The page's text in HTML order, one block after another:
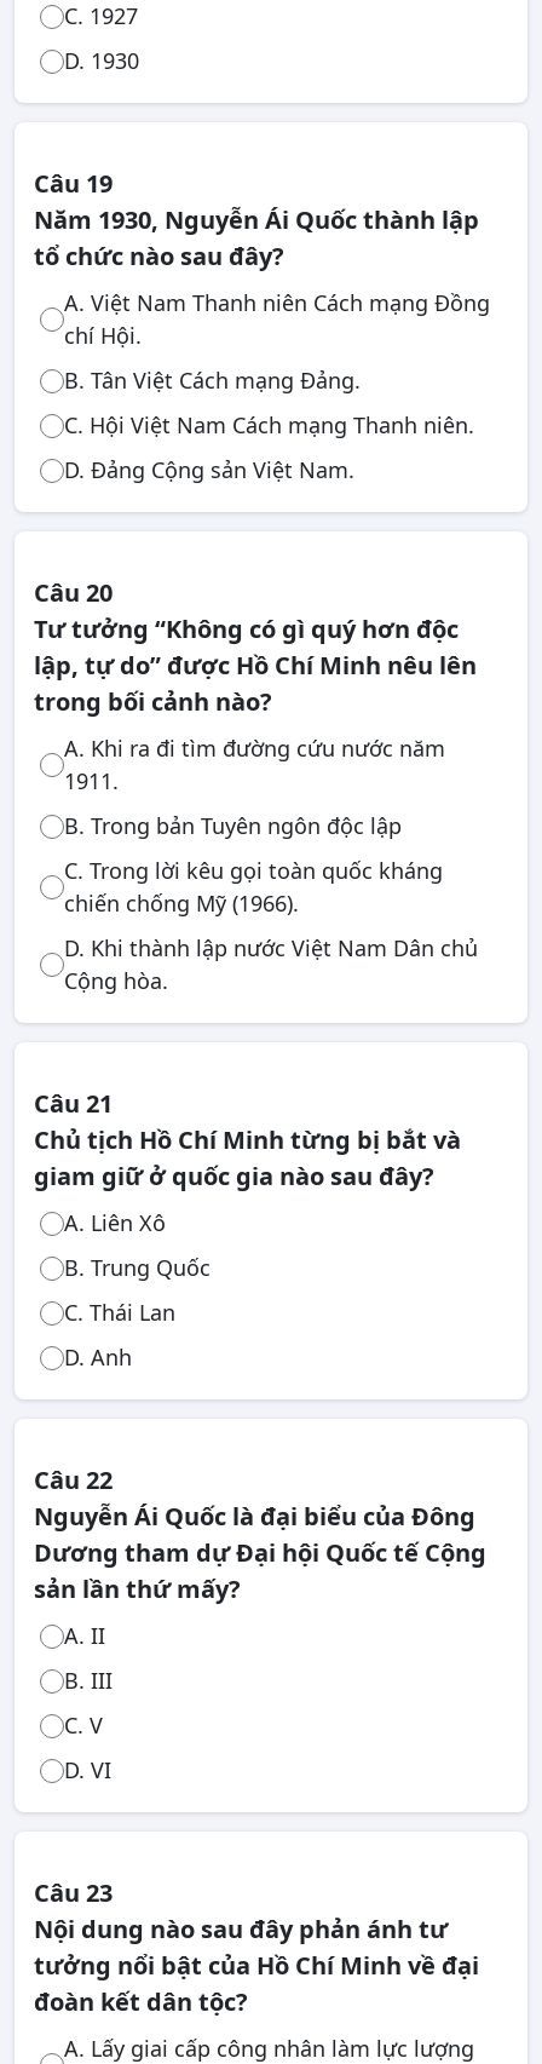
C. 1927
D. 1930
Câu 19
Năm 1930, Nguyễn Ái Quốc thành lập
tổ chức nào sau đây?
A. Việt Nam Thanh niên Cách mạng Đồng
chí Hội.
B. Tân Việt Cách mạng Đảng.
C. Hội Việt Nam Cách mạng Thanh niên.
D. Đảng Cộng sản Việt Nam.
Câu 20
Tư tưởng “Không có gì quý hơn độc
lập, tự do” được Hồ Chí Minh nêu lên
trong bối cảnh nào?
A. Khi ra đi tìm đường cứu nước năm
1911.
B. Trong bản Tuyên ngôn độc lập
C. Trong lời kêu gọi toàn quốc kháng
chiến chống Mỹ (1966).
D. Khi thành lập nước Việt Nam Dân chủ
Cộng hòa.
Câu 21
Chủ tịch Hồ Chí Minh từng bị bắt và
giam giữ ở quốc gia nào sau đây?
A. Liên Xô
B. Trung Quốc
C. Thái Lan
D. Anh
Câu 22
Nguyễn Ái Quốc là đại biểu của Đông
Dương tham dự Đại hội Quốc tế Cộng
sản lần thứ mấy?
A. II
B. III
C. V
D. VI
Câu 23
Nội dung nào sau đây phản ánh tư
tưởng nổi bật của Hồ Chí Minh về đại
đoàn kết dân tộc?
A. Lấy giai cấp công nhân làm lực lượng